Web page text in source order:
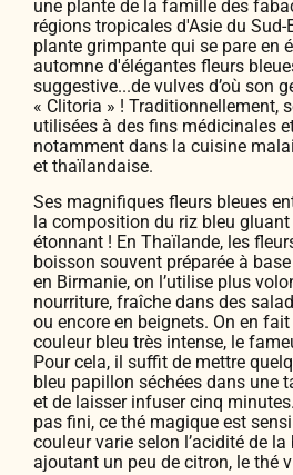
une plante de la famille des
régions tropicales d'Asie du Sud-
plante grimpante qui se pare en
automne d'élégantes fleurs
suggestive...de vulves d’où son
« Clitoria » ! Traditionnellement,
utilisées à des fins médicinales
notamment dans la cuisine
et thaïlandaise.
Ses magnifiques fleurs bleues
la composition du riz bleu
étonnant ! En Thaïlande, les
boisson souvent préparée à
en Birmanie, on l’utilise plus
nourriture, fraîche dans des
ou encore en beignets. On en
couleur bleu très intense, le
Pour cela, il suffit de mettre
bleu papillon séchées dans une
et de laisser infuser cinq
pas fini, ce thé magique est
couleur varie selon l’acidité de
ajoutant un peu de citron, le thé